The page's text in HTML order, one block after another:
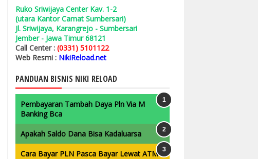
Ruko Sriwijaya Center Kav. 1-2
(utara Kantor Camat Sumbersari)
Jl. Sriwijaya, Karangrejo - Sumbersari
Jember - Jawa Timur 68121
Call Center : (0331) 5101122
Web Resmi : NikiReload.net
PANDUAN BISNIS NIKI RELOAD
Pembayaran Tambah Daya Pln Via M
Banking Bca
Apakah Saldo Dana Bisa Kadaluarsa
Cara Bayar PLN Pasca Bayar Lewat ATM